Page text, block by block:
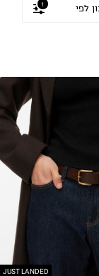
לפי 1
JUST LANDED